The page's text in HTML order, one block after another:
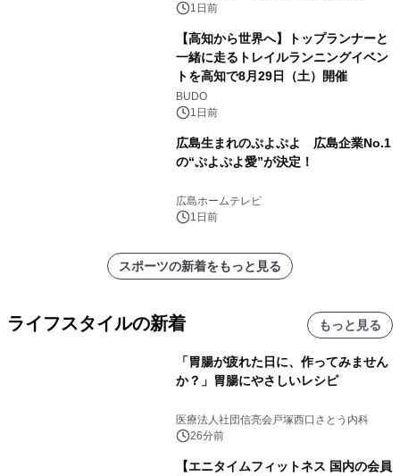
1日前
【高知から世界へ】トップランナーと
一緒に走るトレイルランニングイベン
トを高知で8月29日（土）開催
BUDO
1日前
広島生まれのぷよぷよ 広島企業No.1
の“ぷよぷよ愛”が決定！
広島ホームテレビ
1日前
スポーツの新着をもっと見る
ライフスタイルの新着 もっと見る
「胃腸が疲れた日に、作ってみません
か？」胃腸にやさしいレシピ
医療法人社団信亮会戸塚西口さとう内科
26分前
【エニタイムフィットネス 国内の会員